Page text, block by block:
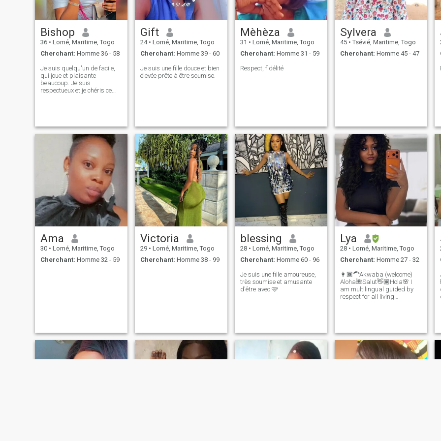
Bishop
36 • Lomé, Maritime, Togo
Cherchant: Homme 36 - 58
Je suis quelqu'un de facile,
qui joue et plaisante
beaucoup. Je suis
respectueux et je chéris ce
Gift
24 • Lomé, Maritime, Togo
Cherchant: Homme 39 - 60
Je suis une fille douce et bien
élevée prête à être soumise.
Mèhèza
31 • Lomé, Maritime, Togo
Cherchant: Homme 31 - 59
Respect, fidélité
Sylvera
45 • Tsévié, Maritime, Togo
Cherchant: Homme 45 - 47
Ama
30 • Lomé, Maritime, Togo
Cherchant: Homme 32 - 59
Victoria
29 • Lomé, Maritime, Togo
Cherchant: Homme 38 - 99
blessing
28 • Lomé, Maritime, Togo
Cherchant: Homme 60 - 96
Je suis une fille amoureuse,
très soumise et amusante
d'être avec 🩷
Lya
28 • Lomé, Maritime, Togo
Cherchant: Homme 27 - 32
👩🏾‍🦱Akwaba (welcome)
Aloha🌺Salut👋🏽Hola🌸 I
am multilingual guided by
respect for all living
respond. Thank you for
understanding. No perverts,
no insistent old men, no “50-
50” opportunists, and no one